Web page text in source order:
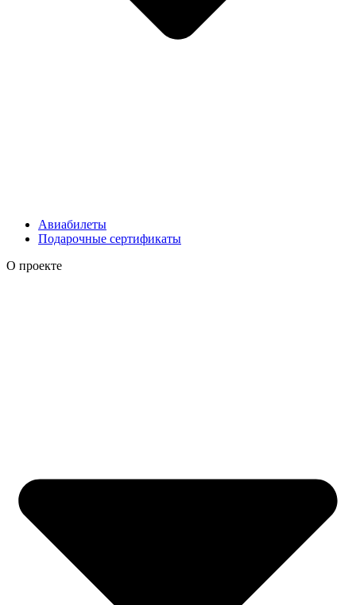
Авиабилеты
Подарочные сертификаты
О проекте